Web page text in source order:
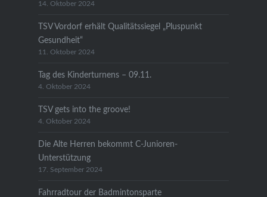
14. Oktober 2024
TSV Vordorf erhält Qualitätssiegel „Pluspunkt
Gesundheit“
11. Oktober 2024
Tag des Kinderturnens – 09.11.
4. Oktober 2024
TSV gets into the groove!
4. Oktober 2024
Die Alte Herren bekommt C-Junioren-
Unterstützung
17. September 2024
Fahrradtour der Badmintonsparte